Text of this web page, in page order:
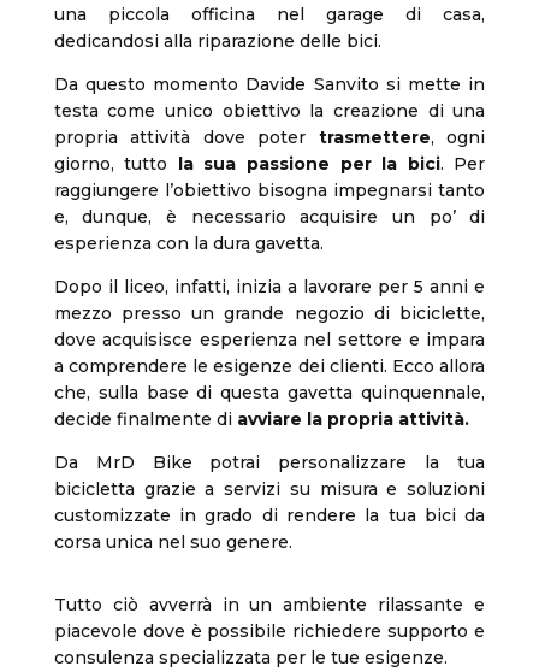
una piccola officina nel garage di casa,
dedicandosi alla riparazione delle bici.
Da questo momento Davide Sanvito si mette in
testa come unico obiettivo la creazione di una
propria attività dove poter trasmettere, ogni
giorno, tutto la sua passione per la bici. Per
raggiungere l’obiettivo bisogna impegnarsi tanto
e, dunque, è necessario acquisire un po’ di
esperienza con la dura gavetta.
Dopo il liceo, infatti, inizia a lavorare per 5 anni e
mezzo presso un grande negozio di biciclette,
dove acquisisce esperienza nel settore e impara
a comprendere le esigenze dei clienti. Ecco allora
che, sulla base di questa gavetta quinquennale,
decide finalmente di avviare la propria attività.
Da MrD Bike potrai personalizzare la tua
bicicletta grazie a servizi su misura e soluzioni
customizzate in grado di rendere la tua bici da
corsa unica nel suo genere.
Tutto ciò avverrà in un ambiente rilassante e
piacevole dove è possibile richiedere supporto e
consulenza specializzata per le tue esigenze.